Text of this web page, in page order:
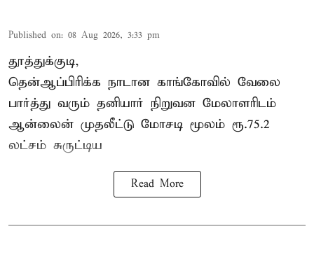
Published on: 08 Aug 2026, 3:33 pm
தூத்துக்குடி,
தென்ஆப்பிரிக்க நாடான காங்கோவில் வேலை
பார்த்து வரும் தனியார் நிறுவன மேலாளரிடம்
ஆன்லைன் முதலீட்டு மோசடி மூலம் ரூ.75.2
லட்சம் சுருட்டிய
Read More